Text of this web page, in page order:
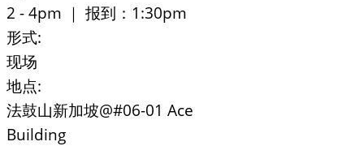
2 - 4pm ｜ 报到：1:30pm
形式:
现场
地点:
法鼓山新加坡@#06-01 Ace
Building